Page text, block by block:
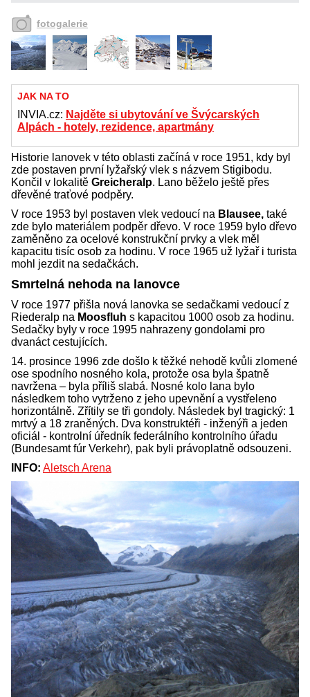
fotogalerie
JAK NA TO
INVIA.cz: Najděte si ubytování ve Švýcarských
Alpách - hotely, rezidence, apartmány
Historie lanovek v této oblasti začíná v roce 1951, kdy byl
zde postaven první lyžařský vlek s názvem Stigibodu.
Končil v lokalitě Greicheralp. Lano běželo ještě přes
dřevěné traťové podpěry.
V roce 1953 byl postaven vlek vedoucí na Blausee, také
zde bylo materiálem podpěr dřevo. V roce 1959 bylo dřevo
zaměněno za ocelové konstrukční prvky a vlek měl
kapacitu tisíc osob za hodinu. V roce 1965 už lyžař i turista
mohl jezdit na sedačkách.
Smrtelná nehoda na lanovce
V roce 1977 přišla nová lanovka se sedačkami vedoucí z
Riederalp na Moosfluh s kapacitou 1000 osob za hodinu.
Sedačky byly v roce 1995 nahrazeny gondolami pro
dvanáct cestujících.
14. prosince 1996 zde došlo k těžké nehodě kvůli zlomené
ose spodního nosného kola, protože osa byla špatně
navržena – byla příliš slabá. Nosné kolo lana bylo
následkem toho vytrženo z jeho upevnění a vystřeleno
horizontálně. Zřítily se tři gondoly. Následek byl tragický: 1
mrtvý a 18 zraněných. Dva konstruktéři - inženýři a jeden
oficiál - kontrolní úředník federálního kontrolního úřadu
(Bundesamt fúr Verkehr), pak byli právoplatně odsouzeni.
INFO: Aletsch Arena